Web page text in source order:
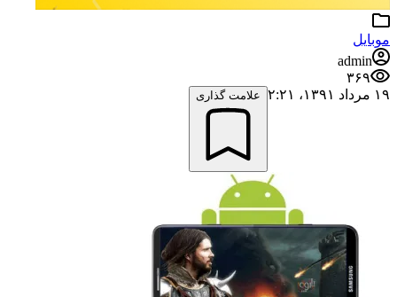
موبایل
admin
۳۶۹
۱۹ مرداد ۱۳۹۱،‏ ۲:۲۱
علامت گذاری